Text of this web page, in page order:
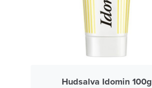
Hudsalva Idomin 100g